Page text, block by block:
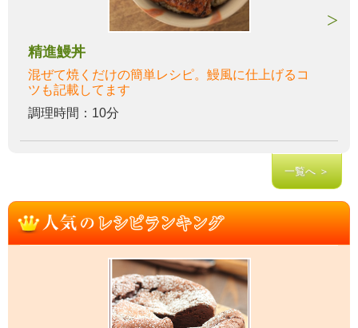
精進鰻丼
混ぜて焼くだけの簡単レシピ。鰻風に仕上げるコ
ツも記載してます
調理時間：10分
一覧へ ＞